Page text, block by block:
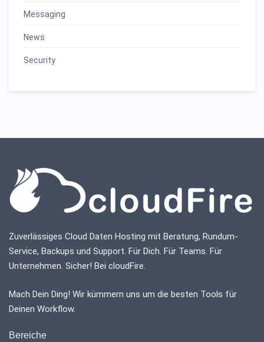
Messaging
News
Security
Zuverlässiges Cloud Daten Hosting mit Beratung, Rundum-
Service, Backups und Support. Für Dich. Für Teams. Für
Unternehmen. Sicher! Bei cloudFire.
Mach Dein Ding! Wir kümmern uns um die besten Tools für
Deinen Workflow.
Bereiche